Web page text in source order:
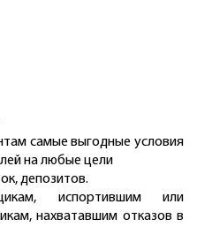
самые выгодные условия
на любые цели
депозитов.
испортившим или
нахватавшим отказов в